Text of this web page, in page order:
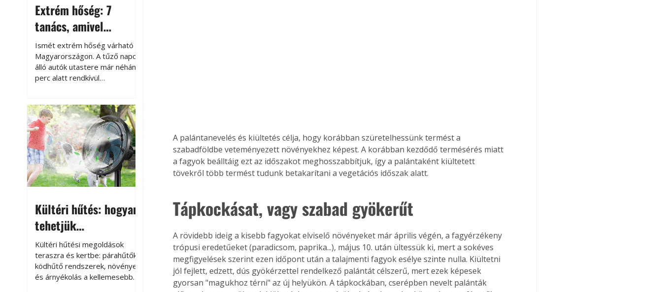
Extrém hőség: 7
tanács, amivel
megóvhatjuk
autónkat a nyári
károktól
Ismét extrém hőség várható
Magyarországon. A tűző napon
álló autók utastere már néhány
perc alatt rendkívül
megközelítheti. Ez nemcsak a
beszállást teszi kellemetlenné,
hanem az autó állapotára és a
benne hagyott tárgyakra is
káros hatással lehet. Néhány
egyszerű óvintézkedéssel
azonban jelentősen
csökkenthetjük a hőség káros
Kültéri hűtés: hogyan
tehetjük
kellemesebbé a
teraszt és a kertet?
Kültéri hűtési megoldások
teraszra és kertbe: párahűtők,
ködhűtő rendszerek, növények
és árnyékolás a kellemesebb
A palántanevelés és kiültetés célja, hogy korábban szüretelhessünk termést a
szabadföldbe veteményezett növényekhez képest. A korábban kezdődő termésérés miatt
a fagyok beálltáig ezt az időszakot meghosszabbítjuk, így a palántaként kiültetett
tövekről több termést tudunk betakarítani a vegetációs időszak alatt.
Tápkockásat, vagy szabad gyökerűt
A rövidebb ideig a kisebb fagyokat elviselő növényeket már április végén, a fagyérzékeny
trópusi eredetűeket (paradicsom, paprika...), május 10. után ültessük ki, mert a sokéves
megfigyelések szerint ezen időpont után a talajmenti fagyok esélye szinte nulla. Kiültetni
jól fejlett, edzett, dús gyökérzettel rendelkező palántát célszerű, mert ezek képesek
gyorsan "magukhoz térni" az új helyükön. A tápkockában, cserépben nevelt palánták